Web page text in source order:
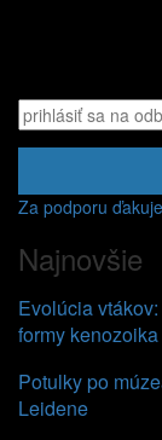
Za podporu
Najnovšie
Evolúcia
formy kenozoika
Potulky po
Leidene